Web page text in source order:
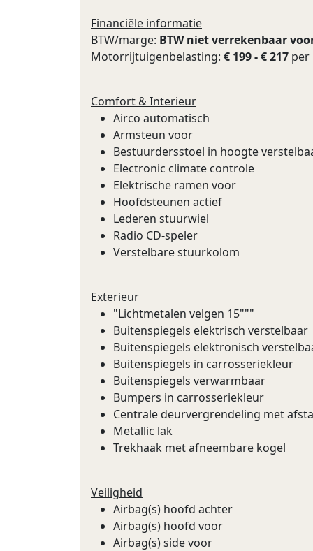
Financiële informatie
BTW/marge: BTW niet verrekenbaar
Motorrijtuigenbelasting: € 199 - € 217 per
Comfort & Interieur
Airco automatisch
Armsteun voor
Bestuurdersstoel in hoogte
Electronic climate controle
Elektrische ramen voor
Hoofdsteunen actief
Lederen stuurwiel
Radio CD-speler
Verstelbare stuurkolom
Exterieur
"Lichtmetalen velgen 15"""
Buitenspiegels elektrisch verstelbaar
Buitenspiegels elektronisch
Buitenspiegels in carrosseriekleur
Buitenspiegels verwarmbaar
Bumpers in carrosseriekleur
Centrale deurvergrendeling met
Metallic lak
Trekhaak met afneembare kogel
Veiligheid
Airbag(s) hoofd achter
Airbag(s) hoofd voor
Airbag(s) side voor